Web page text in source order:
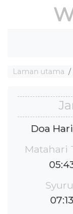
Laman utama
Doa
Matahari
07:13